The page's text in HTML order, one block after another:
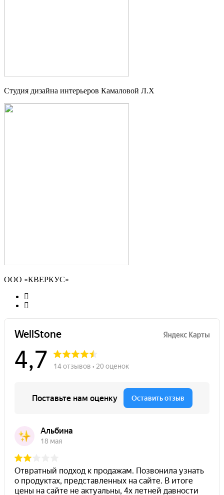
Студия дизайна интерьеров Камаловой Л.Х
ООО «КВЕРКУС»